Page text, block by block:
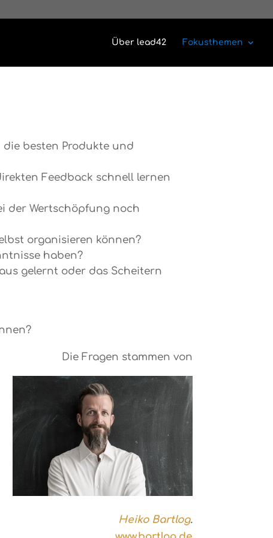
Über lead42 Fokusthemen
besten Produkte und
Feedback schnell lernen
der Wertschöpfung noch
organisieren können?
haben?
gelernt oder das Scheitern
Die Fragen stammen von
Heiko Bartlog.